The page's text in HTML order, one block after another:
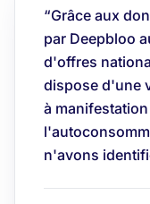
“Grâce aux
par Deepbloo
d'offres
dispose d'une
à
n'avons